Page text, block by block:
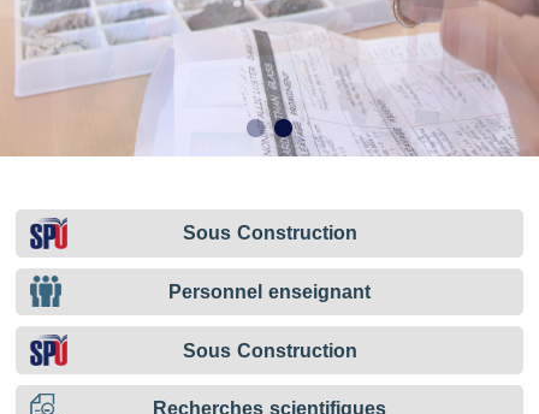
Sous Construction
Personnel enseignant
Sous Construction